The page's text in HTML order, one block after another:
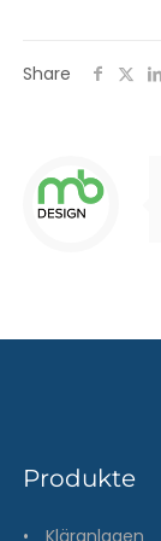
Share
Produkte
• Kläranlagen